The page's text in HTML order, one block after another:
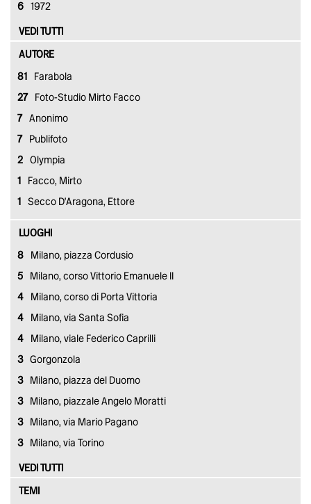
6 1972
VEDI TUTTI
AUTORE
81 Farabola
27 Foto-Studio Mirto Facco
7 Anonimo
7 Publifoto
2 Olympia
1 Facco, Mirto
1 Secco D'Aragona, Ettore
LUOGHI
8 Milano, piazza Cordusio
5 Milano, corso Vittorio Emanuele II
4 Milano, corso di Porta Vittoria
4 Milano, via Santa Sofia
4 Milano, viale Federico Caprilli
3 Gorgonzola
3 Milano, piazza del Duomo
3 Milano, piazzale Angelo Moratti
3 Milano, via Mario Pagano
3 Milano, via Torino
VEDI TUTTI
TEMI